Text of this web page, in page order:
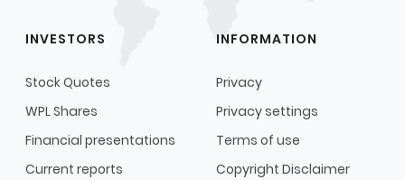
INVESTORS
Stock Quotes
WPL Shares
Financial presentations
Current reports
INFORMATION
Privacy
Privacy settings
Terms of use
Copyright Disclaimer